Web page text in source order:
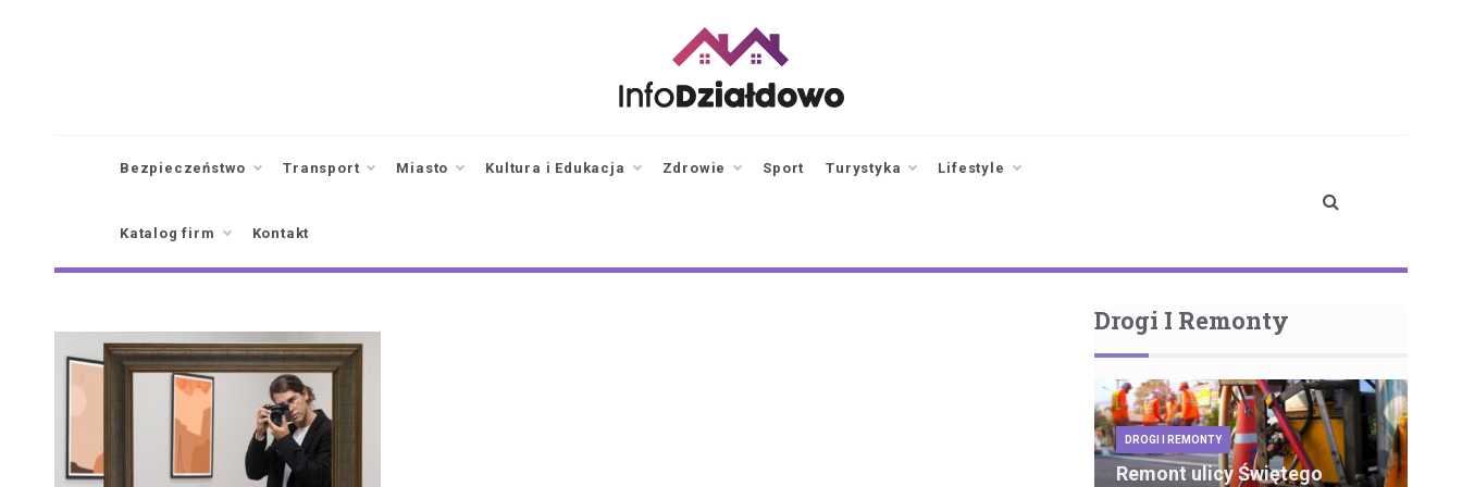
Bezpieczeństwo Transport Miasto Kultura i Edukacja Zdrowie Sport Turystyka Lifestyle
Katalog firm Kontakt
Drogi I Remonty
DROGI I REMONTY
Remont ulicy Świętego